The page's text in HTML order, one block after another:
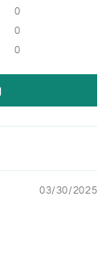
0
0
0
03/30/2025